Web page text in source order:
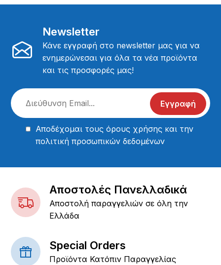
Newsletter
Κάνε εγγραφή στο newsletter μας για να
ενημερώνεσαι για όλα τα νέα προϊόντα
και τις προσφορές μας!
Εγγραφή
Αποδέχομαι τουςόρους χρήσης και την
πολιτική προσωπικών δεδομένων
Αποστολές Πανελλαδικά
Αποστολή παραγγελιών σε όλη την
Ελλάδα
Special Orders
Προϊόντα Κατόπιν Παραγγελίας